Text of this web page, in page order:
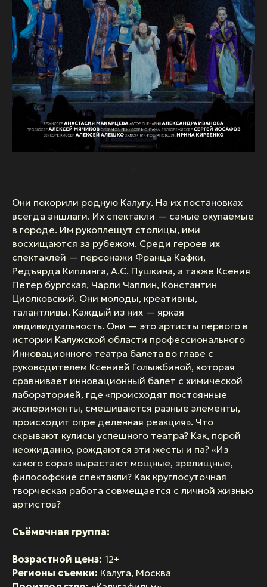
Они покорили родную Калугу. На их постановках
всегда аншлаги. Их спектакли — самые окупаемые
в городе. Им рукоплещут столицы, ими
восхищаются за рубежом. Среди героев их
спектаклей — персонажи Франца Кафки,
Редъярда Киплинга, А.С. Пушкина, а также Ксения
Петер бургская, Чарли Чаплин, Константин
Циолковский. Они молоды, креативны,
талантливы. Каждый из них — яркая
индивидуальность. Они — это артисты первого в
истории Калужской области профессионального
Инновационного театра балета во главе с
руководителем Ксенией Голыжбиной, которая
сравнивает инновационный балет с химической
лабораторией, где «происходят постоянные
эксперименты, смешиваются разные элементы,
происходит опре деленная реакция». Что
скрывают кулисы успешного театра? Как, порой
неожиданно, рождаются эти жесты и па? «Из
какого сора» вырастают мощные, зрелищные,
философские спектакли? Как круглосуточная
творческая работа совмещается с личной жизнью
артистов?
Съёмочная группа:
Возрастной ценз: 12+
Регионы съемки: Калуга, Москва